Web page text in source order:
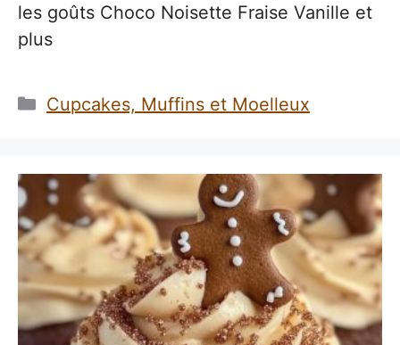
les goûts Choco Noisette Fraise Vanille et
plus
Catégories
Cupcakes, Muffins et Moelleux